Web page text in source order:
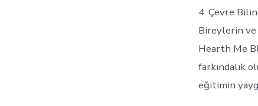
4. Çevre
Bireylerin ve
Hearth Me
farkındalık
eğitimin